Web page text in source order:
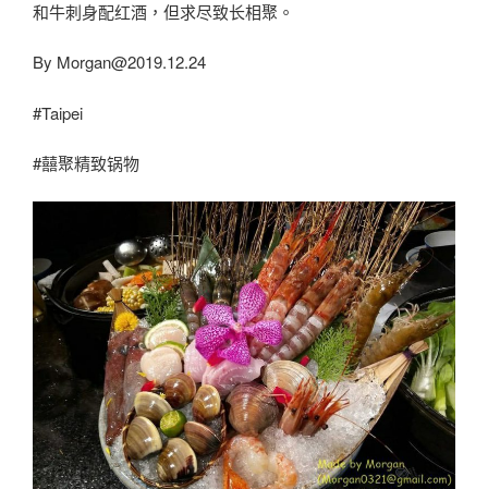
和牛刺身配红酒，但求尽致长相聚。
By Morgan@2019.12.24
#Taipei
#囍聚精致锅物